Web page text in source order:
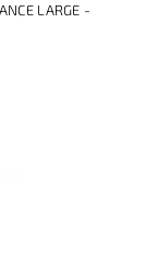
LARGE -